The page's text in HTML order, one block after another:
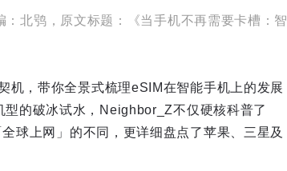
：北鸮，原文标题：《当手机不再需要卡槽：智
机，带你全景式梳理eSIM在智能手机上的发展
的破冰试水，Neighbor_Z不仅硬核科普了
球上网」的不同，更详细盘点了苹果、三星及